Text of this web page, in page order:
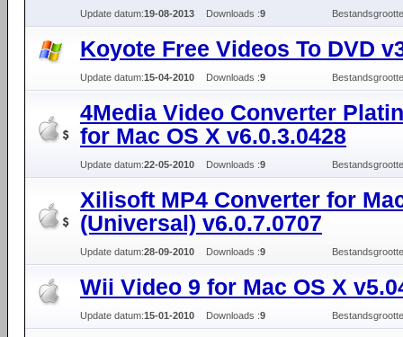
Update datum:19-08-2013 Downloads :9
Koyote Free Videos To DVD
Update datum:15-04-2010 Downloads :9
4Media Video Converter
for Mac OS X v6.0.3.0428
Update datum:22-05-2010 Downloads :9
Xilisoft MP4 Converter for
(Universal) v6.0.7.0707
Update datum:28-09-2010 Downloads :9
Wii Video 9 for Mac OS X
Update datum:15-01-2010 Downloads :9